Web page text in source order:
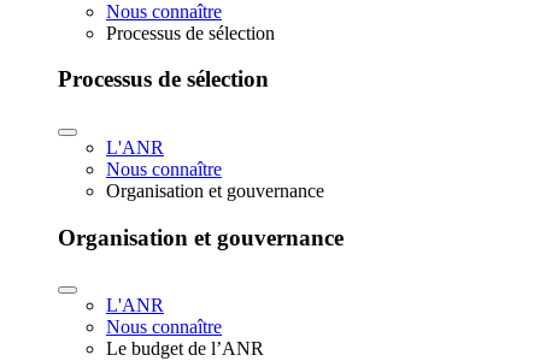
Nous connaître
Processus de sélection
Processus de sélection
L'ANR
Nous connaître
Organisation et gouvernance
Organisation et gouvernance
L'ANR
Nous connaître
Le budget de l’ANR